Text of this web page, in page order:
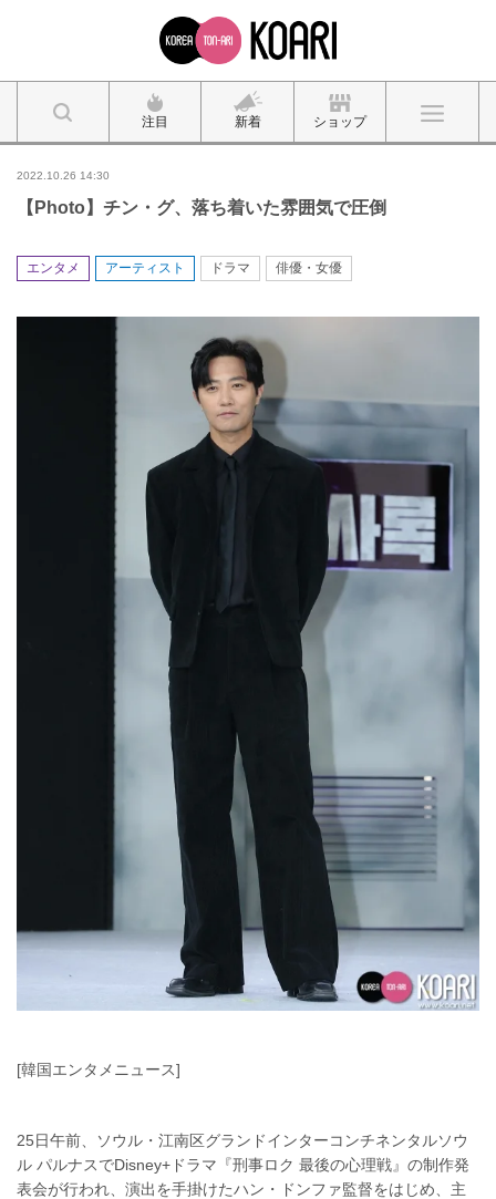
注目 新着 ショップ
2022.10.26 14:30
【Photo】チン・グ、落ち着いた雰囲気で圧倒
エンタメ アーティスト ドラマ 俳優・女優
[韓国エンタメニュース]
25日午前、ソウル・江南区グランドインターコンチネンタルソウ
ル パルナスでDisney+ドラマ『刑事ロク 最後の心理戦』の制作発
表会が行われ、演出を手掛けたハン・ドンファ監督をはじめ、主